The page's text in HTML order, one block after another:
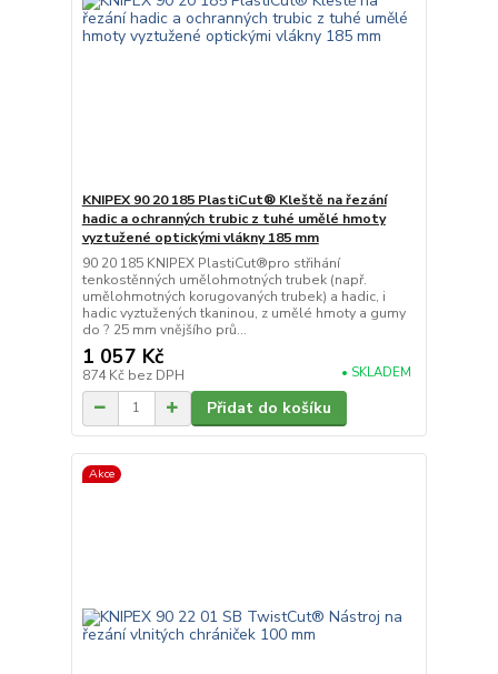
KNIPEX 90 20 185 PlastiCut® Kleště na řezání
hadic a ochranných trubic z tuhé umělé hmoty
vyztužené optickými vlákny 185 mm
90 20 185 KNIPEX PlastiCut®pro střihání
tenkostěnných umělohmotných trubek (např.
umělohmotných korugovaných trubek) a hadic, i
hadic vyztužených tkaninou, z umělé hmoty a gumy
do ? 25 mm vnějšího prů...
1 057 Kč
874 Kč bez DPH • SKLADEM
Přidat do košíku
Akce